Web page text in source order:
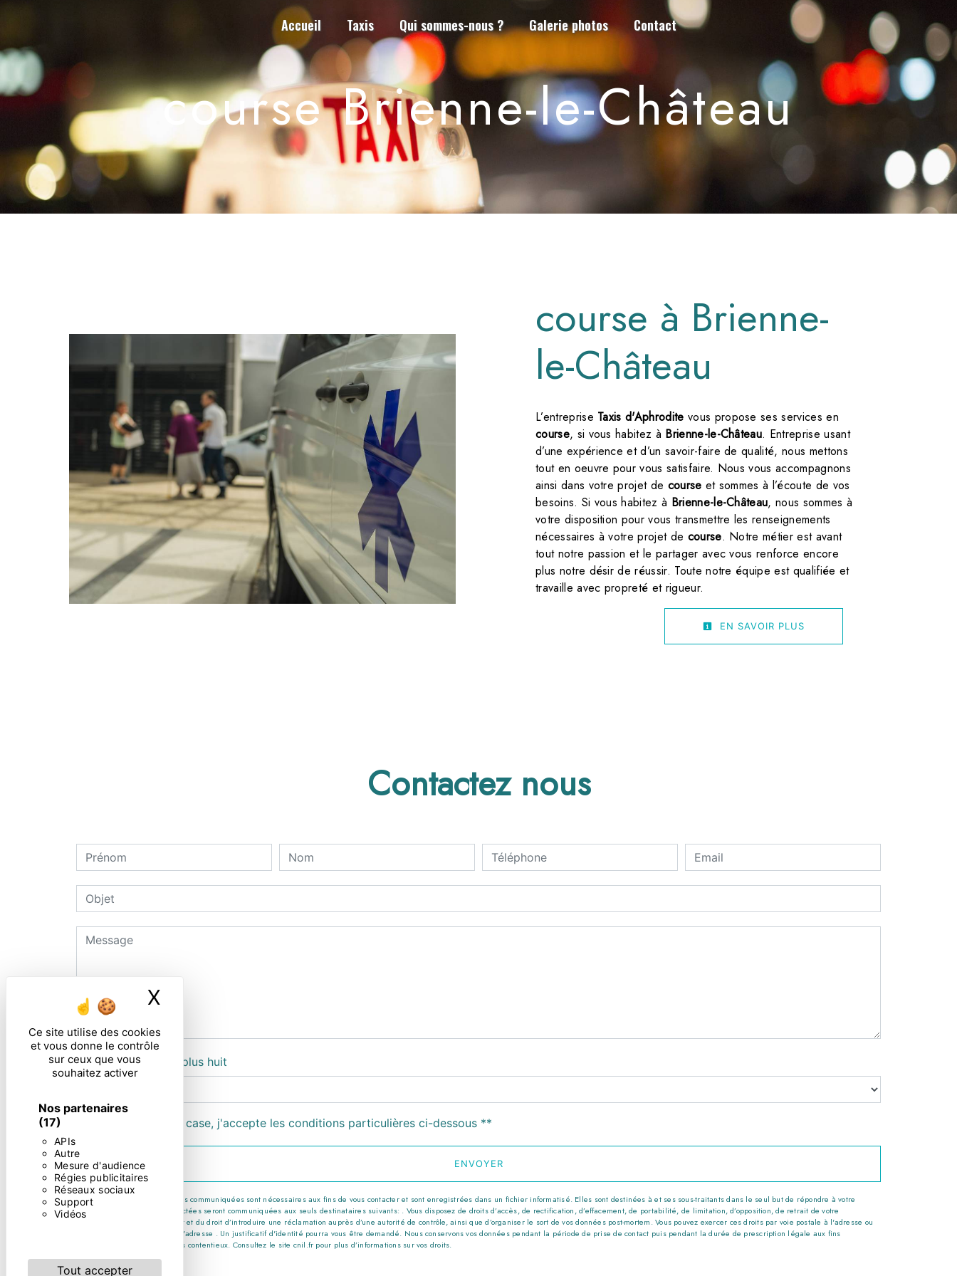
Ce site utilise des cookies
et vous donne le contrôle
sur ceux que vous
souhaitez activer
Nos partenaires
(17)
APIs
Autre
Mesure d'audience
Régies publicitaires
Réseaux sociaux
Support
Vidéos
Tout accepter
X
Accueil Taxis Qui sommes-nous ? Galerie photos Contact
course Brienne-le-Château
course à Brienne-
le-Château
L’entreprise Taxis d'Aphrodite vous propose ses services en
course, si vous habitez à Brienne-le-Château. Entreprise usant
d’une expérience et d’un savoir-faire de qualité, nous mettons
tout en oeuvre pour vous satisfaire. Nous vous accompagnons
ainsi dans votre projet de course et sommes à l’écoute de vos
besoins. Si vous habitez à Brienne-le-Château, nous sommes à
votre disposition pour vous transmettre les renseignements
nécessaires à votre projet de course. Notre métier est avant
tout notre passion et le partager avec vous renforce encore
plus notre désir de réussir. Toute notre équipe est qualifiée et
travaille avec propreté et rigueur.
EN SAVOIR PLUS
Contactez nous
Combien font trois plus huit
En cochant cette case, j'accepte les conditions particulières ci-dessous **
ENVOYER
** Les données personnelles communiquées sont nécessaires aux fins de vous contacter et sont enregistrées dans un fichier informatisé. Elles sont destinées à et ses sous-traitants dans le seul but de répondre à votre
message. Les données collectées seront communiquées aux seuls destinataires suivants: . Vous disposez de droits d’accès, de rectification, d’effacement, de portabilité, de limitation, d’opposition, de retrait de votre
consentement à tout moment et du droit d’introduire une réclamation auprès d’une autorité de contrôle, ainsi que d’organiser le sort de vos données post-mortem. Vous pouvez exercer ces droits par voie postale à l'adresse ou
par courrier électronique à l'adresse . Un justificatif d'identité pourra vous être demandé. Nous conservons vos données pendant la période de prise de contact puis pendant la durée de prescription légale aux fins
probatoires et de gestion des contentieux. Consultez le site cnil.fr pour plus d’informations sur vos droits.